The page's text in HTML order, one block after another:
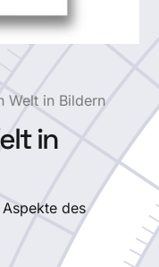
Welt in Bildern
in
des